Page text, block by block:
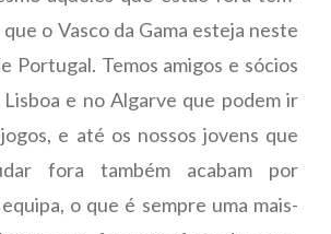
o Vasco da Gama esteja neste
Portugal. Temos amigos e sócios
e no Algarve que podem ir
e até os nossos jovens que
fora também acabam por
o que é sempre uma mais-